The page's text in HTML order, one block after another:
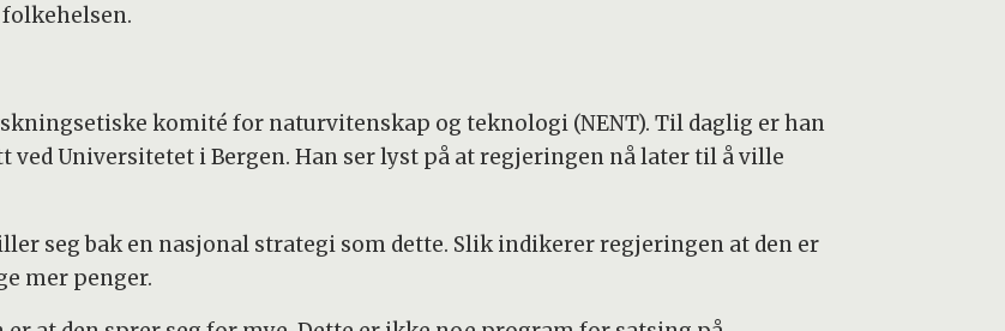
komité for naturvitenskap og teknologi (NENT). Til daglig er han
Universitetet i Bergen. Han ser lyst på at regjeringen nå later til å ville
seg bak en nasjonal strategi som dette. Slik indikerer regjeringen at den er
mer penger.